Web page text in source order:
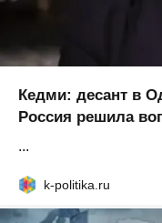
Кедми: десант в
Россия решила
...
k-politika.ru